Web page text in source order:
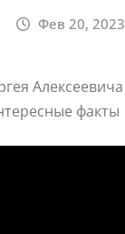
Фев 20, 2023